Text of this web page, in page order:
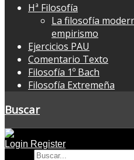
Hª Filosofía
La filosofía
empirismo
Ejercicios PAU
Comentario Texto
Filosofía 1º Bach
Filosofía Extremeña
Buscar
Login Register